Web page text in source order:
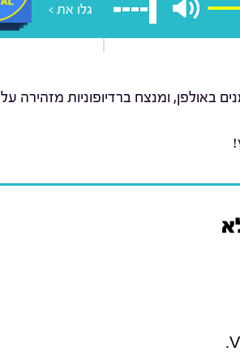
גלו את >
באולפן, ומנצח ברדיופוניות מזהירה על